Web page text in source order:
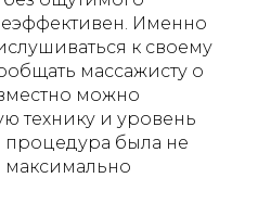
Именно
к своему
массажисту о
можно
технику и уровень
процедура была не
максимально